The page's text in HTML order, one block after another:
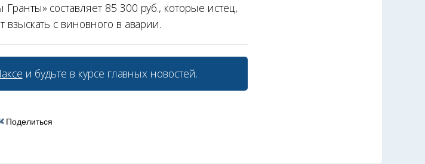
составляет 85 300 руб., которые истец,
взыскать с виновного в аварии.
и будьте в курсе главных новостей.
Поделиться